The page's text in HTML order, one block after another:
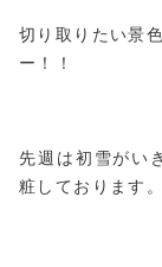
切り取りたい景
ー！！
先週は初雪がい
粧しております。